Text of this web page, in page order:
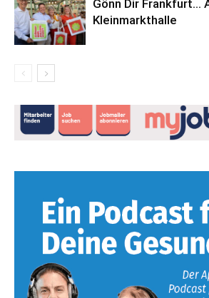
Gönn Dir Frankfurt…
Kleinmarkthalle